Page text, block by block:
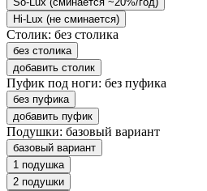
Hi-Lux (не сминается)
Столик: без столика
без столика
добавить столик
Пуфик под ноги: без пуфика
без пуфика
добавить пуфик
Подушки: базовый вариант
базовый вариант
1 подушка
2 подушки